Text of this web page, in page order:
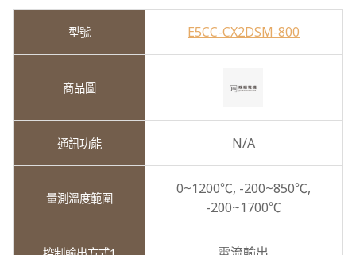
E5CC-CX2DSM-800
N/A
0~1200℃, -200~850℃,
-200~1700℃